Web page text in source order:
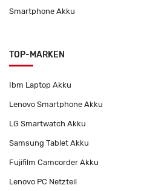
Smartphone Akku
TOP-MARKEN
Ibm Laptop Akku
Lenovo Smartphone Akku
LG Smartwatch Akku
Samsung Tablet Akku
Fujifilm Camcorder Akku
Lenovo PC Netzteil